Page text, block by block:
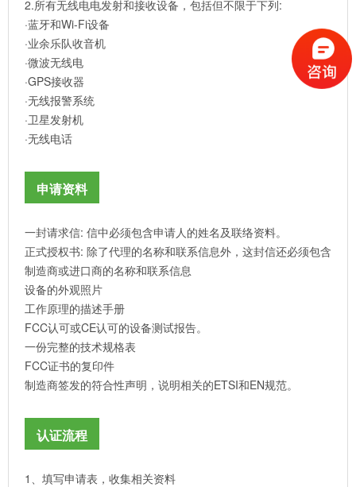
2.所有无线电电发射和接收设备，包括但不限于下列:
·蓝牙和Wi-Fi设备
·业余乐队收音机
·微波无线电
·GPS接收器
·无线报警系统
·卫星发射机
·无线电话
申请资料
一封请求信: 信中必须包含申请人的姓名及联络资料。
正式授权书: 除了代理的名称和联系信息外，这封信还必须包含
制造商或进口商的名称和联系信息
设备的外观照片
工作原理的描述手册
FCC认可或CE认可的设备测试报告。
一份完整的技术规格表
FCC证书的复印件
制造商签发的符合性声明，说明相关的ETSI和EN规范。
认证流程
1、填写申请表，收集相关资料